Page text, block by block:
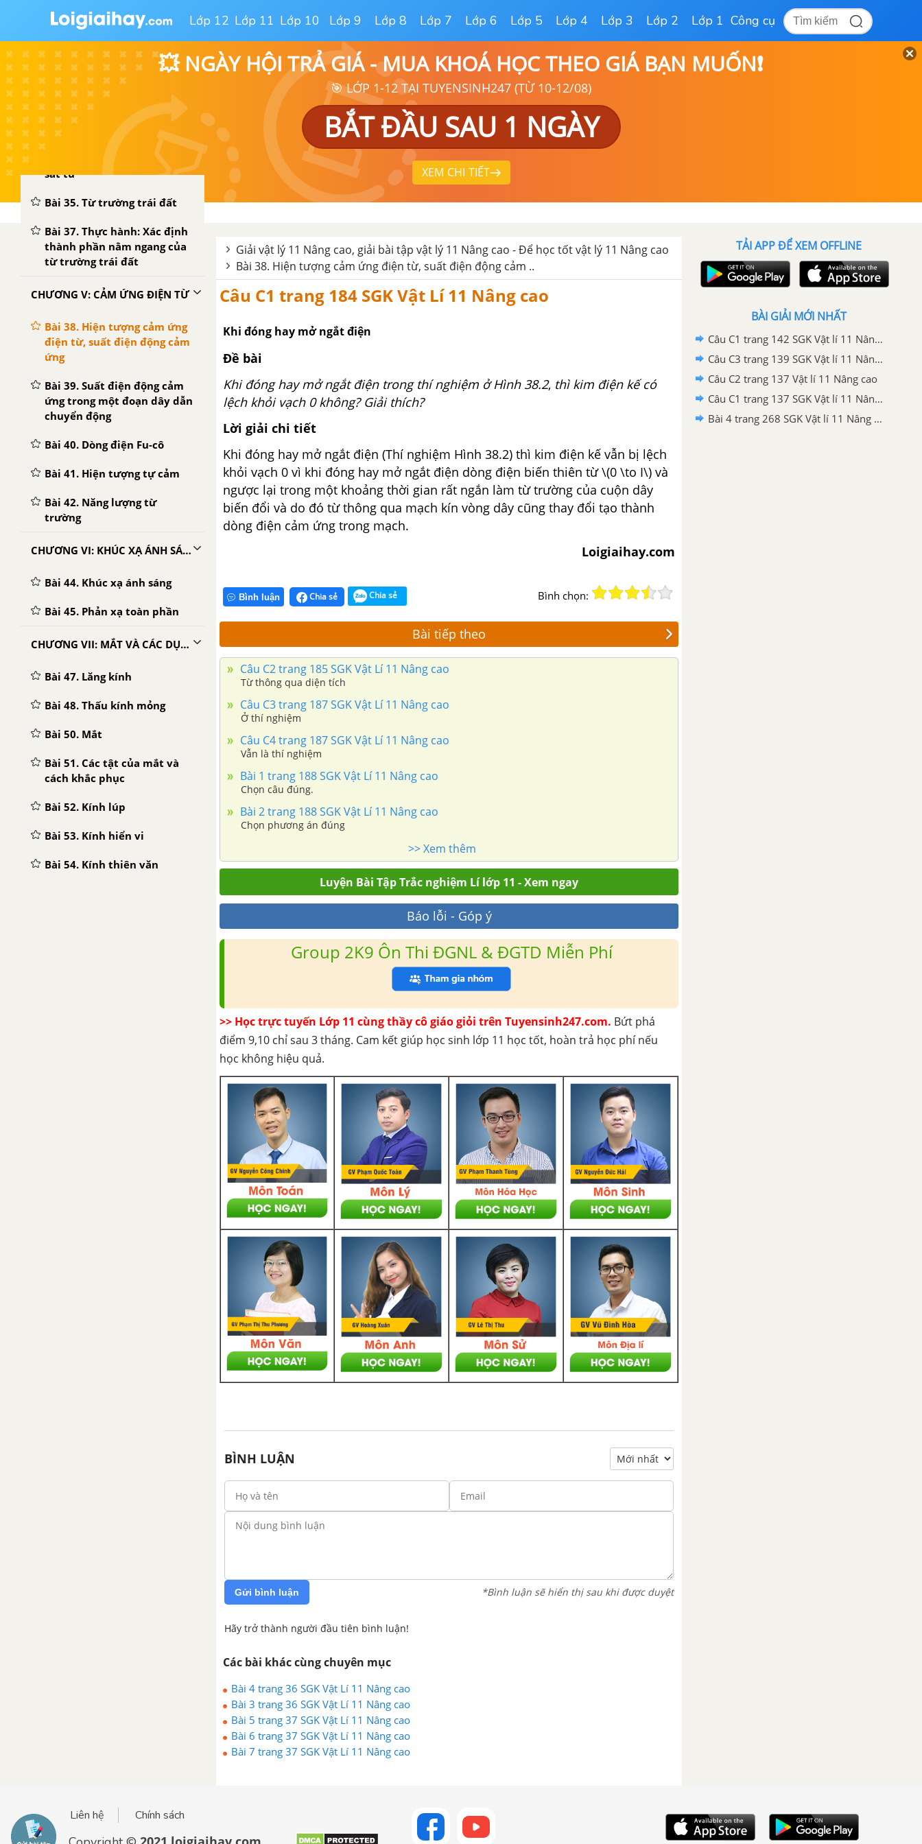
Lớp 12 Lớp 11 Lớp 10 Lớp 9 Lớp 8 Lớp 7 Lớp 6 Lớp 5 Lớp 4 Lớp 3 Lớp 2 Lớp 1 Công cụ
💥 NGÀY HỘI TRẢ GIÁ - MUA KHOÁ HỌC THEO GIÁ BẠN MUỐN❗
🎯 LỚP 1-12 TẠI TUYENSINH247 (TỪ 10-12/08)
BẮT ĐẦU SAU 1 NGÀY
XEM CHI TIẾT
Bài 31. Tương tác giữa hai
dòng điện thẳng song song.
Định nghĩa đơn vị ampe
Bài 32. Lực Lo-ren-xơ
Bài 33. Khung dây có dòng
điện đặt trong từ trường
Bài 34. Sự từ hoán các chất,
sắt từ
Bài 35. Từ trường trái đất
Bài 37. Thực hành: Xác định
thành phần nằm ngang của
từ trường trái đất
CHƯƠNG V: CẢM ỨNG ĐIỆN TỪ
Bài 38. Hiện tượng cảm ứng
điện từ, suất điện động cảm
ứng
Bài 39. Suất điện động cảm
ứng trong một đoạn dây dẫn
chuyển động
Bài 40. Dòng điện Fu-cô
Bài 41. Hiện tượng tự cảm
Bài 42. Năng lượng từ
trường
CHƯƠNG VI: KHÚC XẠ ÁNH SÁNG
Bài 44. Khúc xạ ánh sáng
Bài 45. Phản xạ toàn phần
CHƯƠNG VII: MẮT VÀ CÁC DỤNG CỤ QUANG
Bài 47. Lăng kính
Bài 48. Thấu kính mỏng
Bài 50. Mắt
Bài 51. Các tật của mắt và
cách khắc phục
Bài 52. Kính lúp
Bài 53. Kính hiển vi
Bài 54. Kính thiên văn
Giải vật lý 11 Nâng cao, giải bài tập vật lý 11 Nâng cao - Để học tốt vật lý 11 Nâng cao
Bài 38. Hiện tượng cảm ứng điện từ, suất điện động cảm ..
Câu C1 trang 184 SGK Vật Lí 11 Nâng cao
Khi đóng hay mở ngắt điện
Đề bài
Khi đóng hay mở ngắt điện trong thí nghiệm ở Hình 38.2, thì kim điện kế có
lệch khỏi vạch 0 không? Giải thích?
Lời giải chi tiết
Khi đóng hay mở ngắt điện (Thí nghiệm Hình 38.2) thì kim điện kế vẫn bị lệch
khỏi vạch 0 vì khi đóng hay mở ngắt điện dòng điện biến thiên từ \(0 \to I\) và
ngược lại trong một khoảng thời gian rất ngắn làm từ trường của cuộn dây
biến đổi và do đó từ thông qua mạch kín vòng dây cũng thay đổi tạo thành
dòng điện cảm ứng trong mạch.
Loigiaihay.com
Bình luận Chia sẻ Chia sẻ Bình chọn:
Bài tiếp theo
Câu C2 trang 185 SGK Vật Lí 11 Nâng cao
Từ thông qua diện tích
Câu C3 trang 187 SGK Vật Lí 11 Nâng cao
Ở thí nghiệm
Câu C4 trang 187 SGK Vật Lí 11 Nâng cao
Vẫn là thí nghiệm
Bài 1 trang 188 SGK Vật Lí 11 Nâng cao
Chọn câu đúng.
Bài 2 trang 188 SGK Vật Lí 11 Nâng cao
Chọn phương án đúng
>> Xem thêm
Luyện Bài Tập Trắc nghiệm Lí lớp 11 - Xem ngay
Báo lỗi - Góp ý
Group 2K9 Ôn Thi ĐGNL & ĐGTD Miễn Phí
>> Học trực tuyến Lớp 11 cùng thầy cô giáo giỏi trên Tuyensinh247.com. Bứt phá
điểm 9,10 chỉ sau 3 tháng. Cam kết giúp học sinh lớp 11 học tốt, hoàn trả học phí nếu
học không hiệu quả.
BÌNH LUẬN
Gửi bình luận *Bình luận sẽ hiển thị sau khi được duyệt
Hãy trở thành người đầu tiên bình luận!
Các bài khác cùng chuyên mục
Bài 4 trang 36 SGK Vật Lí 11 Nâng cao
Bài 3 trang 36 SGK Vật Lí 11 Nâng cao
Bài 5 trang 37 SGK Vật Lí 11 Nâng cao
Bài 6 trang 37 SGK Vật Lí 11 Nâng cao
Bài 7 trang 37 SGK Vật Lí 11 Nâng cao
TẢI APP ĐỂ XEM OFFLINE
BÀI GIẢI MỚI NHẤT
Câu C1 trang 142 SGK Vật lí 11 Nâng cao
Câu C3 trang 139 SGK Vật lí 11 Nâng cao
Câu C2 trang 137 Vật lí 11 Nâng cao
Câu C1 trang 137 SGK Vật lí 11 Nâng cao
Bài 4 trang 268 SGK Vật lí 11 Nâng cao
Liên hệ Chính sách